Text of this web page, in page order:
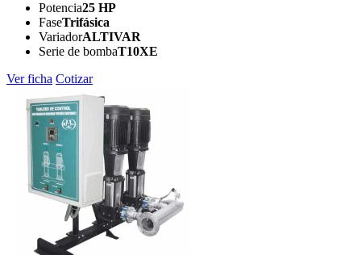
Potencia25 HP
FaseTrifásica
VariadorALTIVAR
Serie de bombaT10XE
Ver ficha Cotizar